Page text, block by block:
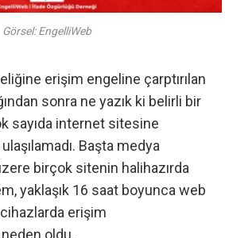
Görsel: EngelliWeb
erişim engeline çarptırılan
sonra ne yazık ki belirli bir
sayıda internet sitesine
Başta medya
birçok sitenin halihazırda
yaklaşık 16 saat boyunca web
erişim
oldu.